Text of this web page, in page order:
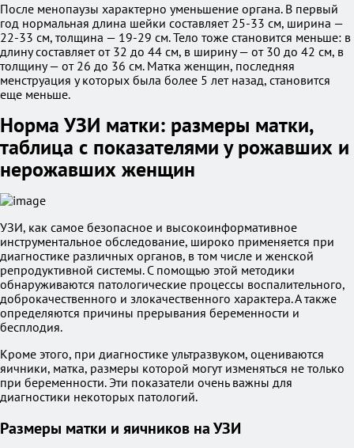
После менопаузы характерно уменьшение органа. В первый
год нормальная длина шейки составляет 25-33 см, ширина —
22-33 см, толщина — 19-29 см. Тело тоже становится меньше: в
длину составляет от 32 до 44 см, в ширину — от 30 до 42 см, в
толщину — от 26 до 36 см. Матка женщин, последняя
менструация у которых была более 5 лет назад, становится
еще меньше.
Норма УЗИ матки: размеры матки,
таблица с показателями у рожавших и
нерожавших женщин
УЗИ, как самое безопасное и высокоинформативное
инструментальное обследование, широко применяется при
диагностике различных органов, в том числе и женской
репродуктивной системы. С помощью этой методики
обнаруживаются патологические процессы воспалительного,
доброкачественного и злокачественного характера. А также
определяются причины прерывания беременности и
бесплодия.
Кроме этого, при диагностике ультразвуком, оцениваются
яичники, матка, размеры которой могут изменяться не только
при беременности. Эти показатели очень важны для
диагностики некоторых патологий.
Размеры матки и яичников на УЗИ